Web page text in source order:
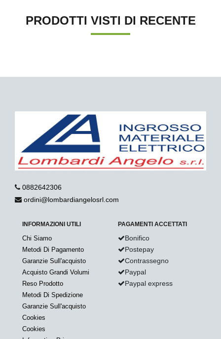
PRODOTTI VISTI DI RECENTE
0882642306
ordini@lombardiangelosrl.com
INFORMAZIONI UTILI
Chi Siamo
Metodi Di Pagamento
Garanzie Sull'acquisto
Acquisto Grandi Volumi
Reso Prodotto
Metodi Di Spedizione
Garanzie Sull'acquisto
Cookies
Cookies
PAGAMENTI ACCETTATI
Bonifico
Postepay
Contrassegno
Paypal
Paypal express